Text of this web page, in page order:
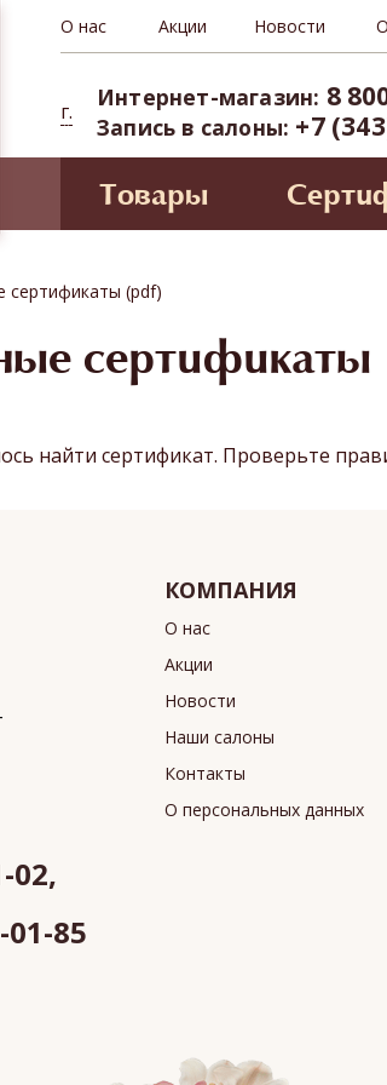
О нас Акции Новости
г. Интернет-магазин: 8
Запись в салоны: +7
Товары
Сиам Oriental SPA (ул.
СПА-пространство Тайнесс
Депозиты и VIP-карты
сертификаты (pdf)
сертификаты
найти сертификат. Проверьте
02,
01-85
КОМПАНИЯ
О нас
Акции
Новости
Наши салоны
Контакты
О персональных данных